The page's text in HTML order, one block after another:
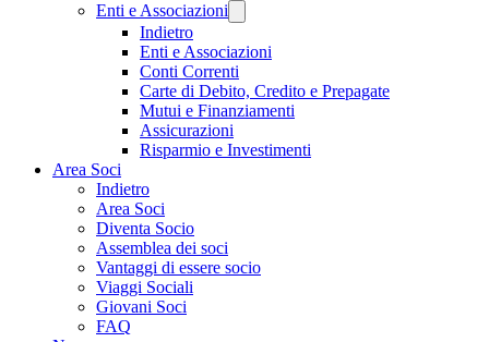
Enti e Associazioni
Indietro
Enti e Associazioni
Conti Correnti
Carte di Debito, Credito e Prepagate
Mutui e Finanziamenti
Assicurazioni
Risparmio e Investimenti
Area Soci
Indietro
Area Soci
Diventa Socio
Assemblea dei soci
Vantaggi di essere socio
Viaggi Sociali
Giovani Soci
FAQ